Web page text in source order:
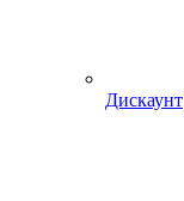
Дискаунт